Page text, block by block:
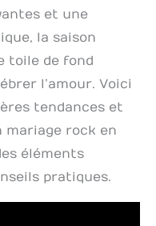
et une
la saison
toile de fond
l’amour. Voici
tendances et
mariage rock en
éléments
pratiques.